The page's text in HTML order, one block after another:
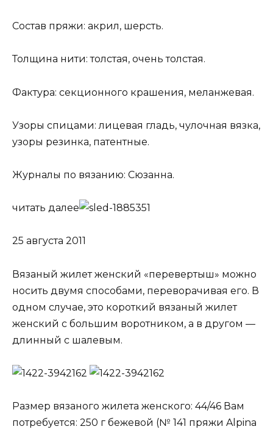
Состав пряжи: акрил, шерсть.
Толщина нити: толстая, очень толстая.
Фактура: секционного крашения, меланжевая.
Узоры спицами: лицевая гладь, чулочная вязка,
узоры резинка, патентные.
Журналы по вязанию: Сюзанна.
читать далее
25 августа 2011
Вязаный жилет женский «перевертыш» можно
носить двумя способами, пе­реворачивая его. В
одном случае, это ко­роткий вязаный жилет
женский с большим воротником, а в другом —
длинный с шалевым.
Размер вязаного жилета женского: 44/46 Вам
потребуется: 250 г бежевой (№ 141 пряжи Alpina